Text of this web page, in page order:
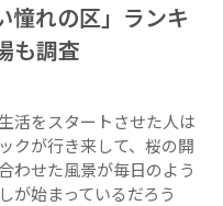
憧れの区」ランキ
も調査
活をスタートさせた人は
クが行き来して、桜の開
わせた風景が毎日のよう
が始まっているだろう